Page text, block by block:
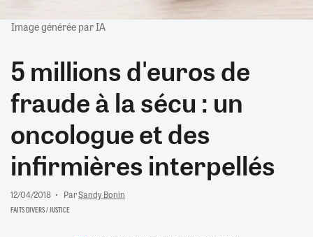
Image générée par IA
5 millions d'euros de
fraude à la sécu : un
oncologue et des
infirmières interpellés
12/04/2018 ParSandy Bonin
FAITS DIVERS / JUSTICE